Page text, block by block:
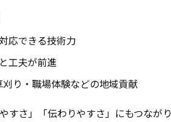
応できる技術力
工夫が前進
り・職場体験などの地域貢献
さ」「伝わりやすさ」にもつなが